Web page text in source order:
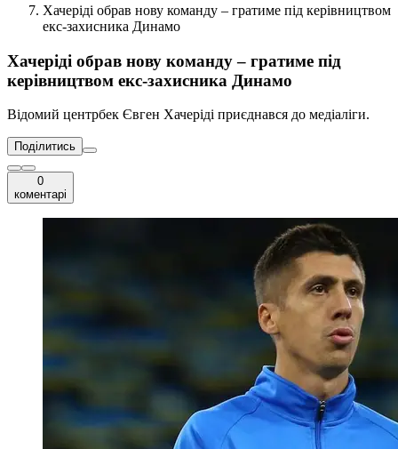
Хачеріді обрав нову команду – гратиме під керівництвом
екс-захисника Динамо
Хачеріді обрав нову команду – гратиме під
керівництвом екс-захисника Динамо
Відомий центрбек Євген Хачеріді приєднався до медіаліги.
Поділитись
0
коментарі